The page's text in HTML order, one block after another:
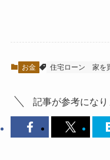
お金 住宅ローン 家を
記事が参考にな